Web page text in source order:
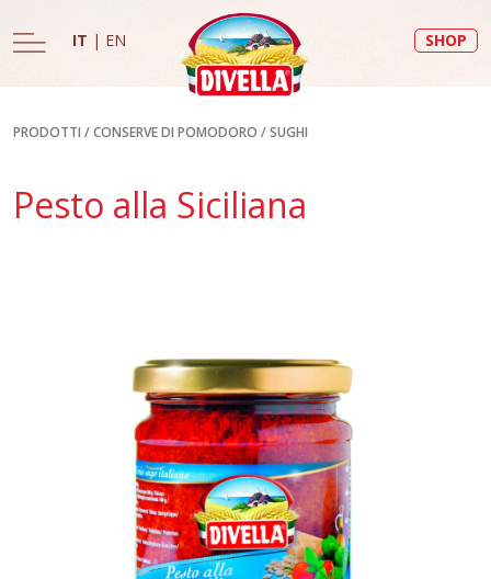
IT | EN SHOP
PRODOTTI /CONSERVE DI POMODORO /SUGHI
Pesto alla Siciliana